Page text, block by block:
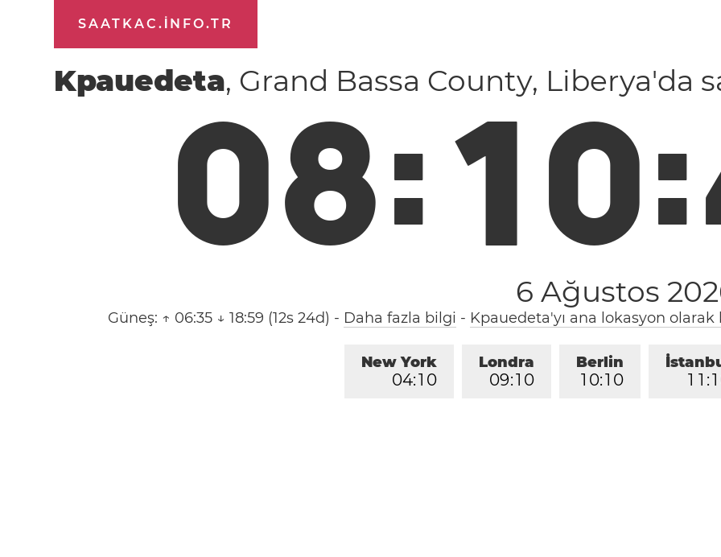
SAATKAC.INFO.TR
Kpauedeta, Grand Bassa County, Liberya'da
08:10:
6 Ağustos
Güneş: ↑ 06:35 ↓ 18:59 (12s 24d) - Daha fazla bilgi - Kpauedeta'yı ana lokasyon
1 1 :1
Berlin
1 0:1 0
Londra
09:1 0
New York
04:1 0